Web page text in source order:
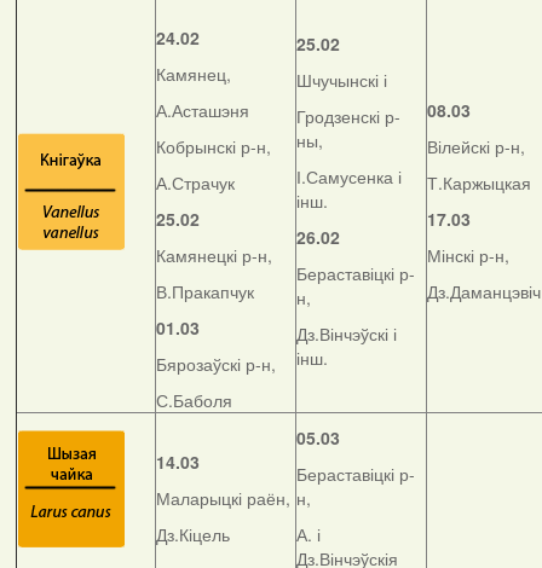
24.02
Камянец,
А.Асташэня
Кобрынскі р-н,
А.Страчук
25.02
Камянецкі р-н,
В.Пракапчук
01.03
Бярозаўскі р-н,
С.Баболя
25.02
Шчучынскі і
Гродзенскі р-
ны,
І.Самусенка і
інш.
26.02
Бераставіцкі р-
н,
Дз.Вінчэўскі і
інш.
08.03
Вілейскі р-н,
Т.Каржыцкая
17.03
Мінскі р-н,
Дз.Даманцэвіч
14.03
Маларыцкі раён,
Дз.Кіцель
05.03
Бераставіцкі р-
н,
А. і
Дз.Вінчэўскія